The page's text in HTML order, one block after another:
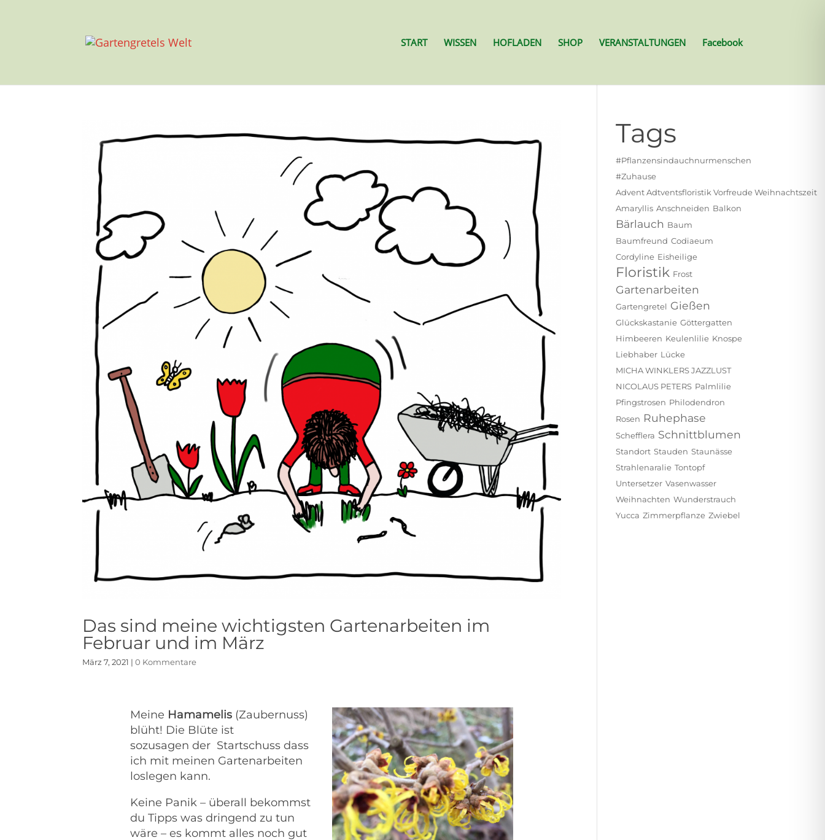
START WISSEN HOFLADEN SHOP VERANSTALTUNGEN Facebook
Das sind meine wichtigsten Gartenarbeiten im
Februar und im März
März 7, 2021 |0 Kommentare
Meine Hamamelis (Zaubernuss)
blüht! Die Blüte ist
sozusagen der Startschuss dass
ich mit meinen Gartenarbeiten
loslegen kann.
Keine Panik – überall bekommst
du Tipps was dringend zu tun
wäre – es kommt alles noch gut
Tags
#pflanzensindauchnurmenschen
#zuhause
Advent Adtventsfloristik Vorfreude Weihnachtszeit
Amaryllis Anschneiden Balkon
Bärlauch Baum
Baumfreund Codiaeum
Cordyline Eisheilige
Floristik Frost
Gartenarbeiten
Gartengretel Gießen
Glückskastanie Göttergatten
Himbeeren Keulenlilie Knospe
Liebhaber Lücke
MICHA WINKLERS JAZZLUST
NICOLAUS PETERS Palmlilie
Pfingstrosen Philodendron
Rosen Ruhephase
Schefflera Schnittblumen
Standort Stauden Staunässe
Strahlenaralie Tontopf
Untersetzer Vasenwasser
Weihnachten Wunderstrauch
Yucca Zimmerpflanze Zwiebel